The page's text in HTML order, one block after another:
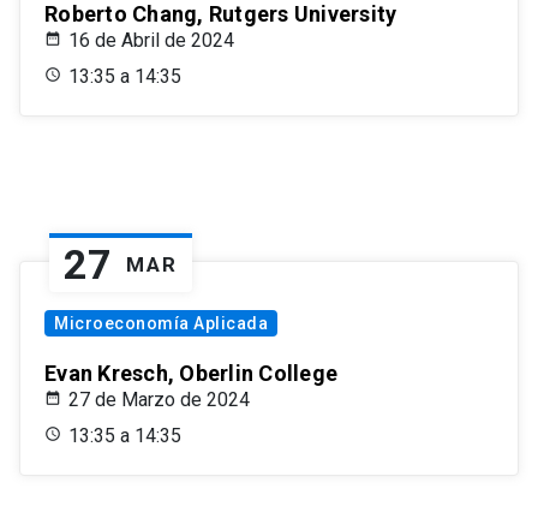
Roberto Chang, Rutgers University
16 de Abril de 2024
13:35 a 14:35
27 MAR
Microeconomía Aplicada
Evan Kresch, Oberlin College
27 de Marzo de 2024
13:35 a 14:35